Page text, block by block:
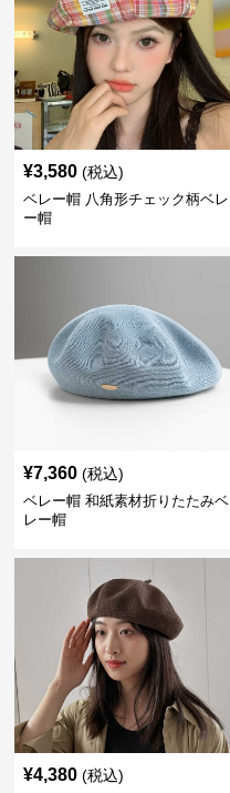
¥3,580 (税込)
ベレー帽 八角形チェック柄ベレ
ー帽
¥7,360 (税込)
ベレー帽 和紙素材折りたたみベ
レー帽
¥4,380 (税込)